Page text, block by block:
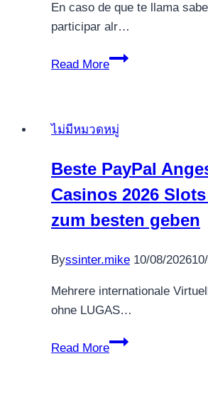
En caso de que te llama
participar alr…
Read More
De
en
Casinos:
Trucos
tips
Recientes
Jugadores
ไม่มีหมวดหมู่
Beste PayPal
Casinos 2026
zum besten geben
Byssinter.mike 10/08/2026
Mehrere internationale
ohne LUGAS…
Read More
Beste